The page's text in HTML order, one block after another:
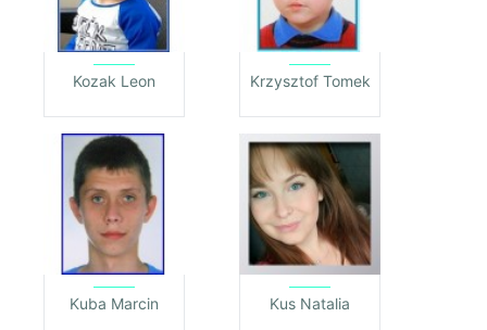
Kozak Leon Krzysztof Tomek
Kuba Marcin Kus Natalia